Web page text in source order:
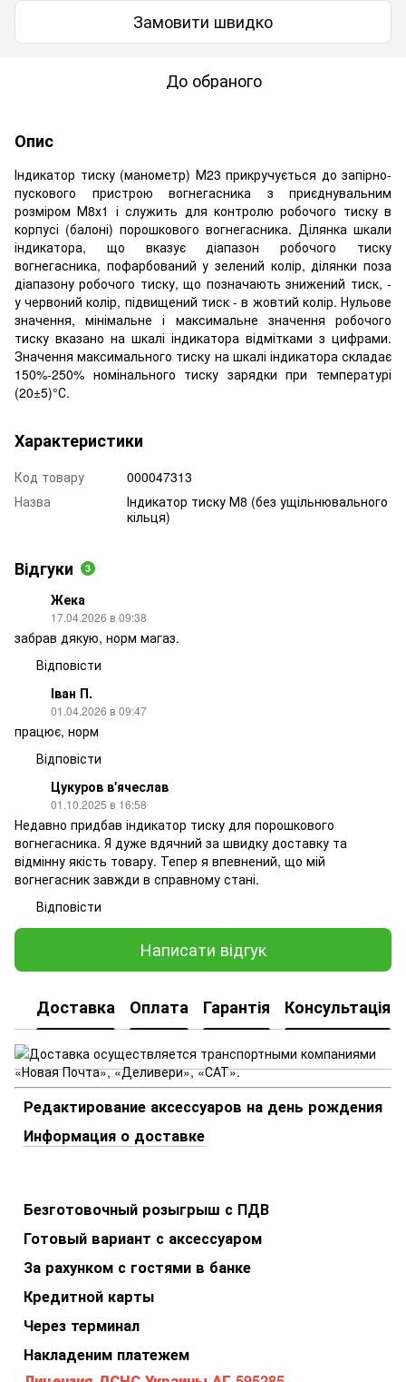
Замовити швидко
До обраного
Опис
Індикатор тиску (манометр) М23 прикручується до запірно-
пускового пристрою вогнегасника з приєднувальним
розміром М8х1 і служить для контролю робочого тиску в
корпусі (балоні) порошкового вогнегасника. Ділянка шкали
індикатора, що вказує діапазон робочого тиску
вогнегасника, пофарбований у зелений колір, ділянки поза
діапазону робочого тиску, що позначають знижений тиск, -
у червоний колір, підвищений тиск - в жовтий колір. Нульове
значення, мінімальне і максимальне значення робочого
тиску вказано на шкалі індикатора відмітками з цифрами.
Значення максимального тиску на шкалі індикатора складає
150%-250% номінального тиску зарядки при температурі
(20±5)°С.
Характеристики
Код товару
000047313
Назва
Індикатор тиску М8 (без ущільнювального
кільця)
Відгуки 3
Жека
17.04.2026 в 09:38
забрав дякую, норм магаз.
Відповісти
Іван П.
01.04.2026 в 09:47
працює, норм
Відповісти
Цукуров в'ячеслав
01.10.2025 в 16:58
Недавно придбав індикатор тиску для порошкового
вогнегасника. Я дуже вдячний за швидку доставку та
відмінну якість товару. Тепер я впевнений, що мій
вогнегасник завжди в справному стані.
Відповісти
Написати відгук
Доставка Оплата Гарантія Консультація
Редактирование аксессуаров на день рождения
Информация о доставке
Безготовочный розыгрыш с ПДВ
Готовый вариант с аксессуаром
За рахунком с гостями в банке
Кредитной карты
Через терминал
Накладеним платежем